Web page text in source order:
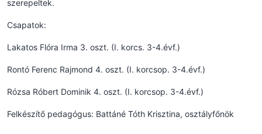
szerepeltek.
Csapatok:
Lakatos Flóra Irma 3. oszt. (I. korcs. 3-4.évf.)
Rontó Ferenc Rajmond 4. oszt. (I. korcsop. 3-4.évf.)
Rózsa Róbert Dominik 4. oszt. (I. korcsop. 3-4.évf.)
Felkészítő pedagógus: Battáné Tóth Krisztina, osztályfőnök